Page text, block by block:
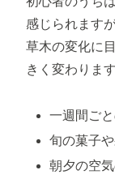
感じられます
草木の変化に
きく変わります
一週間ご
旬の菓子
朝夕の空